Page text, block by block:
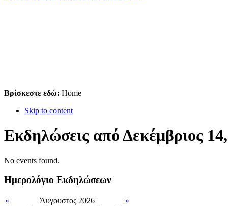
Βρίσκεστε εδώ: Home
Skip to content
Εκδηλώσεις από Δεκέμβριος
No events found.
Ημερολόγιο Εκδηλώσεων
« Άυγουστος 2026
»